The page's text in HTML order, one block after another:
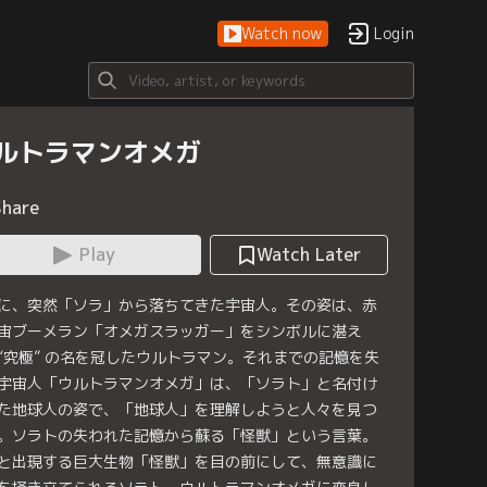
Watch now Login
トラマンオメガ
Play
Watch Later
、突然「ソラ」から落ちてきた宇宙人。その姿は、赤
ブーメラン「オメガスラッガー」をシンボルに湛え
究極” の名を冠したウルトラマン。それまでの記憶を失
宙人「ウルトラマンオメガ」は、「ソラト」と名付け
地球人の姿で、「地球人」を理解しようと人々を見つ
ソラトの失われた記憶から蘇る「怪獣」という言葉。
出現する巨大生物「怪獣」を目の前にして、無意識に